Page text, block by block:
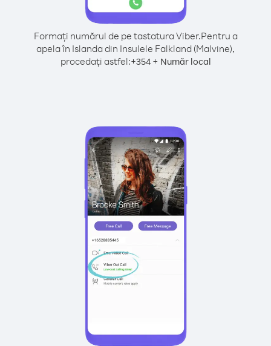
Formați numărul de pe tastatura Viber.Pentru a
apela în Islanda din Insulele Falkland (Malvine),
procedați astfel:+354+ Număr local